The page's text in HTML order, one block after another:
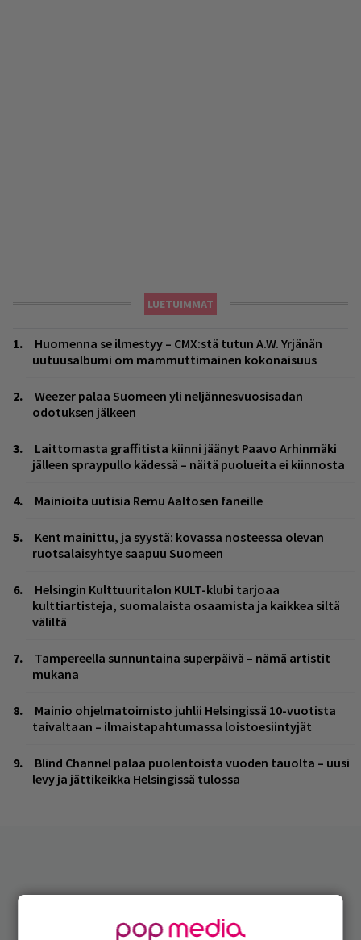
LUETUIMMAT
Huomenna se ilmestyy – CMX:stä tutun A.W. Yrjänän
uutuusalbumi om mammuttimainen kokonaisuus
Weezer palaa Suomeen yli neljännesvuosisadan
odotuksen jälkeen
Laittomasta graffitista kiinni jäänyt Paavo Arhinmäki
jälleen spraypullo kädessä – näitä puolueita ei kiinnosta
Mainioita uutisia Remu Aaltosen faneille
Kent mainittu, ja syystä: kovassa nosteessa olevan
ruotsalaisyhtye saapuu Suomeen
Helsingin Kulttuuritalon KULT-klubi tarjoaa
kulttiartisteja, suomalaista osaamista ja kaikkea siltä
väliltä
Tampereella sunnuntaina superpäivä – nämä artistit
mukana
Mainio ohjelmatoimisto juhlii Helsingissä 10-vuotista
taivaltaan – ilmaistapahtumassa loistoesiintyjät
Blind Channel palaa puolentoista vuoden tauolta – uusi
levy ja jättikeikka Helsingissä tulossa